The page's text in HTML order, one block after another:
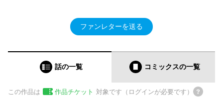
ファンレターを送る
話の一覧 コミックスの一覧
この作品は 作品チケット 対象です（ログインが必要です）